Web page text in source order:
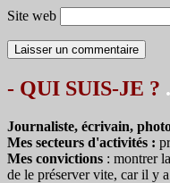
Site web
- QUI SUIS-JE ? .
Journaliste, écrivain,
Mes secteurs d'activités :
Mes convictions : montrer
de le préserver vite, car il y